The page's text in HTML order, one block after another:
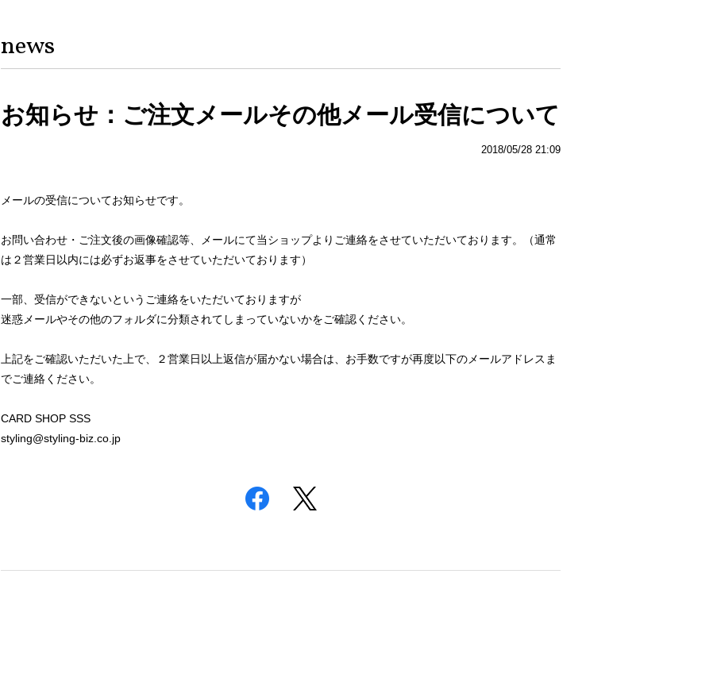
news
お知らせ：ご注文メールその他メール受信について
2018/05/28 21:09
メールの受信についてお知らせです。
お問い合わせ・ご注文後の画像確認等、メールにて当ショップよりご連絡をさせていただいております。（通常
は２営業日以内には必ずお返事をさせていただいております）
一部、受信ができないというご連絡をいただいておりますが
迷惑メールやその他のフォルダに分類されてしまっていないかをご確認ください。
上記をご確認いただいた上で、２営業日以上返信が届かない場合は、お手数ですが再度以下のメールアドレスま
でご連絡ください。
CARD SHOP SSS
styling@styling-biz.co.jp